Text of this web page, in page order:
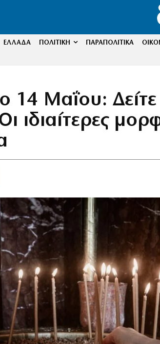
ΕΛΛΑΔΑ ΠΟΛΙΤΙΚΗ ΠΑΡΑΠΟΛΙΤΙΚΑ
14 Μαΐου:
ιδιαίτερες